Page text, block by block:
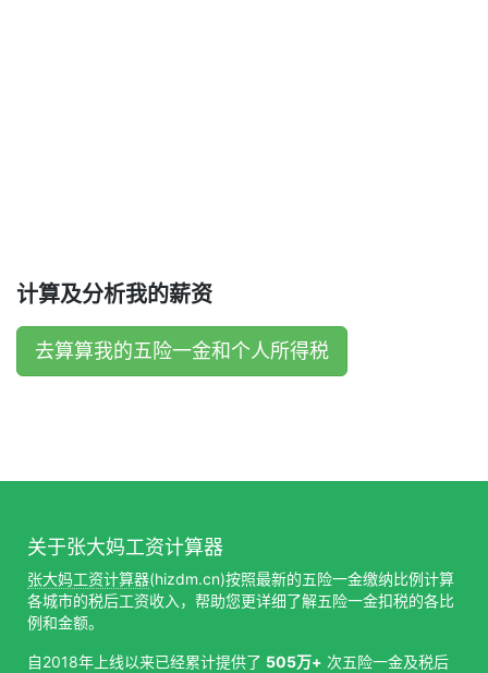
计算及分析我的薪资
去算算我的五险一金和个人所得税
关于张大妈工资计算器
张大妈工资计算器(hizdm.cn)按照最新的五险一金缴纳比例计算
各城市的税后工资收入，帮助您更详细了解五险一金扣税的各比
例和金额。
自2018年上线以来已经累计提供了 505万+ 次五险一金及税后